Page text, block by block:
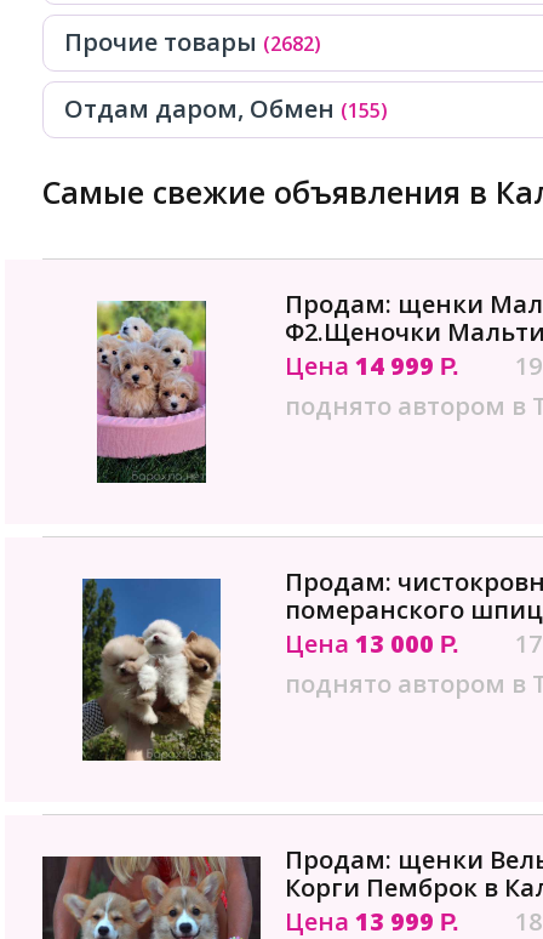
Прочие товары (2682)
Отдам даром, Обмен (155)
Самые свежие объявления в
Продам: щенки
Ф2.Щеночки
Цена 14 999 Р.
поднято автором в
Продам:
померанского
Цена 13 000 Р.
поднято автором в
Продам: щенки
Корги Пемброк в
Цена 13 999 Р.